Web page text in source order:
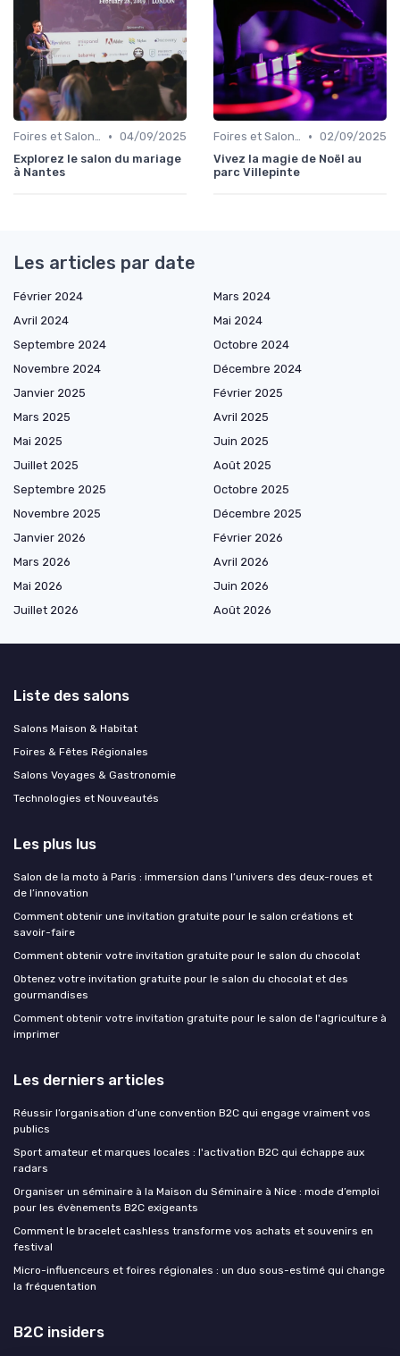
Foires et Salons Grand Public • 04/09/2025
Explorez le salon du mariage
à Nantes
Foires et Salons Grand Public • 02/09/2025
Vivez la magie de Noël au
parc Villepinte
Les articles par date
Février 2024
Mars 2024
Avril 2024
Mai 2024
Septembre 2024
Octobre 2024
Novembre 2024
Décembre 2024
Janvier 2025
Février 2025
Mars 2025
Avril 2025
Mai 2025
Juin 2025
Juillet 2025
Août 2025
Septembre 2025
Octobre 2025
Novembre 2025
Décembre 2025
Janvier 2026
Février 2026
Mars 2026
Avril 2026
Mai 2026
Juin 2026
Juillet 2026
Août 2026
Liste des salons
Salons Maison & Habitat
Foires & Fêtes Régionales
Salons Voyages & Gastronomie
Technologies et Nouveautés
Les plus lus
Salon de la moto à Paris : immersion dans l’univers des deux-roues et
de l’innovation
Comment obtenir une invitation gratuite pour le salon créations et
savoir-faire
Comment obtenir votre invitation gratuite pour le salon du chocolat
Obtenez votre invitation gratuite pour le salon du chocolat et des
gourmandises
Comment obtenir votre invitation gratuite pour le salon de l'agriculture à
imprimer
Les derniers articles
Réussir l’organisation d’une convention B2C qui engage vraiment vos
publics
Sport amateur et marques locales : l'activation B2C qui échappe aux
radars
Organiser un séminaire à la Maison du Séminaire à Nice : mode d’emploi
pour les évènements B2C exigeants
Comment le bracelet cashless transforme vos achats et souvenirs en
festival
Micro-influenceurs et foires régionales : un duo sous-estimé qui change
la fréquentation
B2C insiders